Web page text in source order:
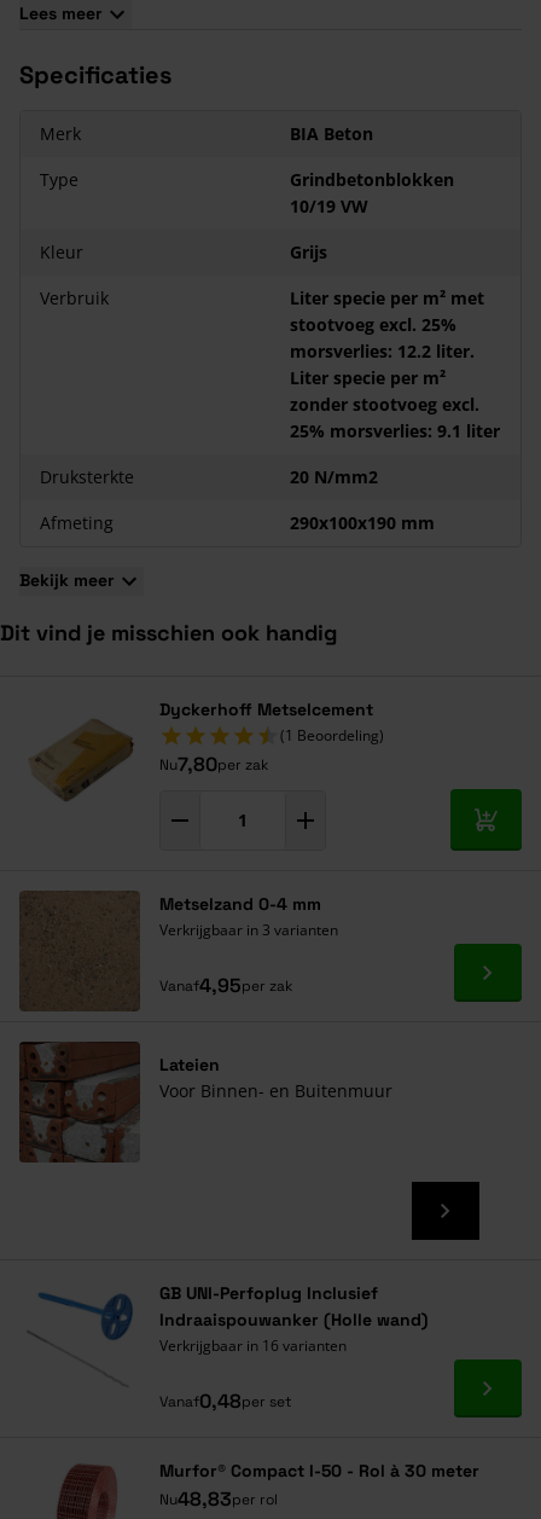
om mee te werken. Houd rekening met eventueel breuk- en
Kenmerken Grindbetonblokken 290x100x190 mm
Oppervlaktestructuur: grind- of lichtbetonstructuur
Vorm: rechthoekig
Lees meer
Specificaties
Merk
BIA Beton
Type
Grindbetonblokken
10/19 VW
Kleur
Grijs
Verbruik
Liter specie per m² met
stootvoeg excl. 25%
morsverlies: 12.2 liter.
Liter specie per m²
zonder stootvoeg excl.
25% morsverlies: 9.1 liter
Druksterkte
20 N/mm2
Afmeting
290x100x190 mm
Bekijk meer
Dit vind je misschien ook handig
Dyckerhoff Metselcement
(1 Beoordeling)
Nu7,80per zak
In
Metselzand 0-4 mm
Verkrijgbaar in 3 varianten
Vanaf4,95per zak Ga
Lateien
Voor Binnen- en Buitenmuur
GB UNI-Perfoplug Inclusief
Indraaispouwanker (Holle wand)
Verkrijgbaar in 16 varianten
Vanaf0,48per set Ga
Murfor® Compact I-50 - Rol à 30 meter
Nu48,83per rol